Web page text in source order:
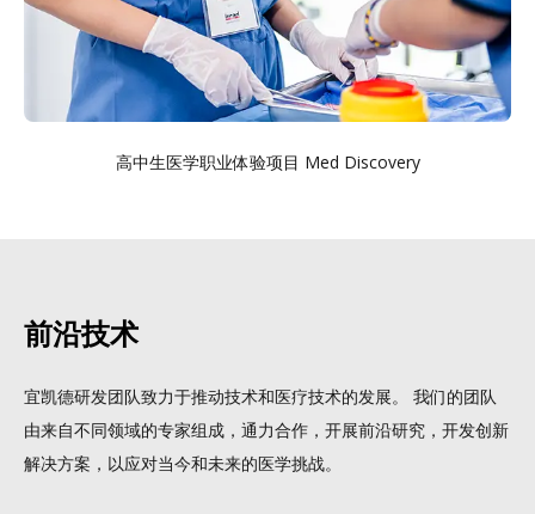
高中生医学职业体验项目 Med Discovery
前沿技术
宜凯德研发团队致力于推动技术和医疗技术的发展。 我们的团队
由来自不同领域的专家组成，通力合作，开展前沿研究，开发创新
解决方案，以应对当今和未来的医学挑战。